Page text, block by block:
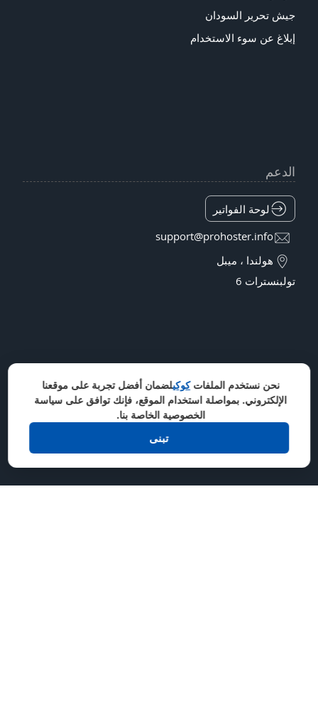
جيش تحرير السودان
إبلاغ عن سوء الاستخدام
الدعم
لوحة الفواتير
support@prohoster.info
هولندا ، ميبل
تولبنسترات 6
نحن نستخدم الملفاتكوكيلضمان أفضل تجربة على موقعنا
الإلكتروني. بمواصلة استخدام الموقع، فإنك توافق على سياسة
الخصوصية الخاصة بنا.
تبنى